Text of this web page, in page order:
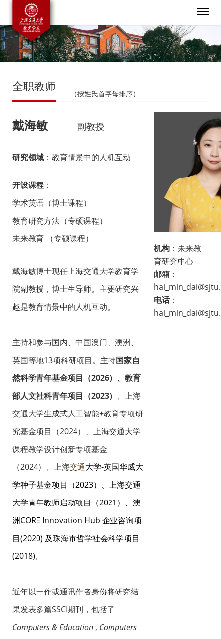
全职教师
（按姓氏首字母排序）
戴海敏 副教授
研究领域 ：教育情景中的人机互动
开设课程 ：
学术英语（博士课程）
教育研究方法（专硕课程）
未来教育 （专硕课程）
戴海敏博士现任上海交通大学教育学
院副教授，博士生导师。主要研究兴
趣是教育情景中的人机互动。
主持和参与国内、中国澳门、澳洲、
英国等地13项科研项目。主持国家自
然科学青年基金项目（2026）、教育
部人文社科青年项目（2023） 、上海
交通大学生成式人工智能+教育专项研
究基金项目（2024）、上海交通大学
课程教学设计创新专项基金
（2024）、上海交通大学-英国华威大
学种子基金项目（2023）、上海交通
大学青年教师启动项目（2021）、澳
洲CORE Innovation Hub 企业咨询项
目(2020) 及珠海市哲学社会科学项目
(2018)。
近年以一作或通讯作者身份将研究结
果发表多篇SSCI期刊，包括了
Computers & Education , Computers
机构：未来教
育研究中心
邮箱：
电话：